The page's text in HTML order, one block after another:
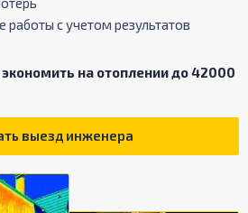
работы с учетом результатов
экономить на отоплении до 42000
выезд инженера